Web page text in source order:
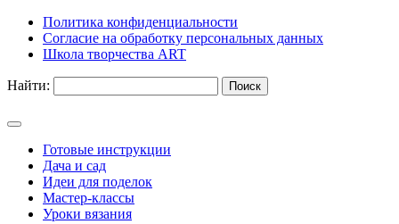
Политика конфиденциальности
Согласие на обработку персональных данных
Школа творчества ART
Найти:
Готовые инструкции
Дача и сад
Идеи для поделок
Мастер-классы
Уроки вязания